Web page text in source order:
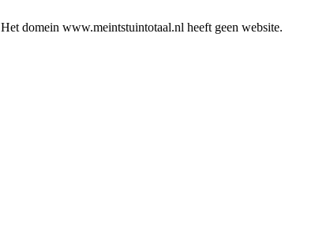
Het domein www.meintstuintotaal.nl heeft geen website.